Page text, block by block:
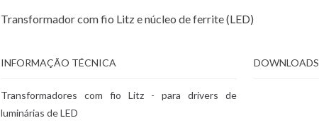
Transformador com fio Litz e núcleo de ferrite (LED)
INFORMAÇÃO TÉCNICA
Transformadores com fio Litz - para drivers de
luminárias de LED
DOWNLOADS